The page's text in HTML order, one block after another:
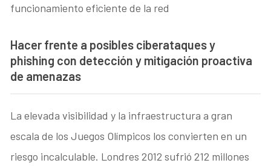
funcionamiento eficiente de la red
Hacer frente a posibles ciberataques y
phishing con detección y mitigación proactiva
de amenazas
La elevada visibilidad y la infraestructura a gran
escala de los Juegos Olímpicos los convierten en un
riesgo incalculable. Londres 2012 sufrió 212 millones